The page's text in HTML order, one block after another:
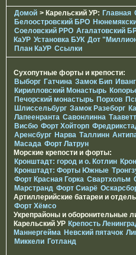
Домой > Карельский УР: Главная
Белоостровский БРО
Соеловский РРО Агалатовский
КаУР Установка БУК Дот
План КаУР Ссылки
Сухопутные форты и крепости:
Выборг Гатчина Замок Бип
Кирилловский Монастырь
Печорcкий монастырь Порхов
Шлиссельбург Замок Разеборг
Лапеенранта Савонлинна
Висбю Форт Хойторп
Аренсбург Нарва Таллинн
Масада Форт Латрун
Морские крепости и форты:
Кронштадт: город и о. Котлин
Кронштадт: Форты Южные
Форт Красная Горка Свартхольм
Марстранд Форт Сиарё
Артиллерийские батареи и
Форт Хёмсо
Укрепрайоны и оборонительные
Карельский УР Крепость
Маннергейма Невский пятачок
Миккели Готланд